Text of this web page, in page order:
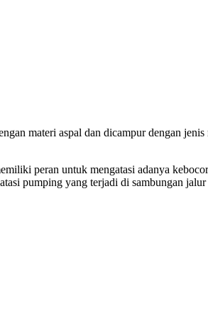
materi aspal dan dicampur dengan
peran untuk mengatasi adanya
pumping yang terjadi di sambungan jalur